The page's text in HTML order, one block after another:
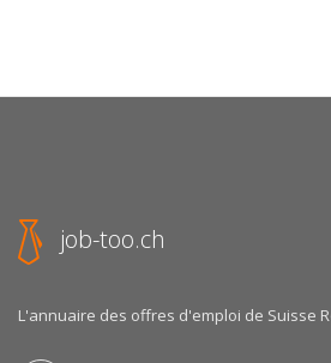
job-too.ch
L'annuaire des offres d'emploi de Suisse